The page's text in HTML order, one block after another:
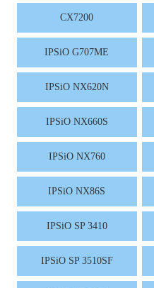
CX7200
IPSiO G707ME
IPSiO NX620N
IPSiO NX660S
IPSiO NX760
IPSiO NX86S
IPSiO SP 3410
IPSiO SP 3510SF